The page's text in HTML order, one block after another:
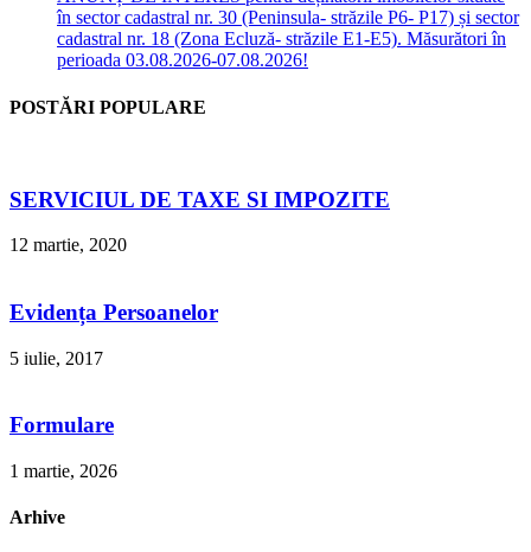
în sector cadastral nr. 30 (Peninsula- străzile P6- P17) și sector
cadastral nr. 18 (Zona Ecluză- străzile E1-E5). Măsurători în
perioada 03.08.2026-07.08.2026!
POSTĂRI POPULARE
SERVICIUL DE TAXE SI IMPOZITE
12 martie, 2020
Evidența Persoanelor
5 iulie, 2017
Formulare
1 martie, 2026
Arhive